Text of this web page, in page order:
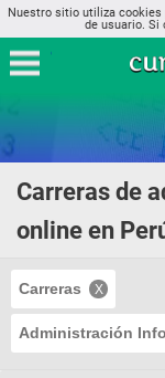
Nuestro sitio utiliza cookies
de usuario. Si
Carreras de
online en
Carreras
Administración